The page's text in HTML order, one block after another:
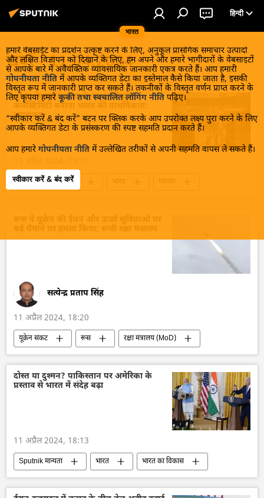
भारत
हिन्दी
हमारे वेबसाईट का प्रदर्शन उत्कृष्ट करने के लिए, अनुकूल प्रासंगिक समाचार उत्पादों
और लक्षित विज्ञापन को दिखाने के लिए, हम अपने और हमारे भागीदारों के वेबसाइटों
से आपके बारे में अवैयक्तिक व्यावसायिक जानकारी एकत्र करते हैं। आप हमारी
गोपनीयता नीति में आपके व्यक्तिगत डेटा का इस्तेमाल कैसे किया जाता है, इसकी
विस्तृत रूप में जानकारी प्राप्त कर सकते हैं। तकनीकों के विस्तृत वर्णन प्राप्त करने के
लिए कृपया हमारे कूकी तथा स्वचालित लॉगिंग नीति पढ़िए।
“स्वीकार करें & बंद करें” बटन पर क्लिक करके आप उपरोक्त लक्ष्य पुरा करने के लिए
आपके व्यक्तिगत डेटा के प्रसंस्करण की स्पष्ट सहमति प्रदान करते हैं।
आप हमारे गोपनीयता नीति में उल्लेखित तरीकों से अपनी सहमति वापस ले सकते हैं।
स्वीकार करें & बंद करें
खबरें - 11.04.2024
चुनाव के बाद म्यांमार के साथ परिवहन
कनेक्टिविटी बनाना भारत की प्राथमिकता:
जयशंकर
व्यापार और अर्थव्यवस्था भारत
म्यांमार
सत्येन्द्र प्रताप सिंह
11 अप्रैल 2024, 18:20
यूक्रेन संकट रूस
रक्षा मंत्रालय (MoD)
रक्षा-पंक्ति
वायु रक्षा
तेल
रूसी गैस
गैस
ज़पोरोज्ये परमाणु ऊर्जा संयंत्र
परमाणु ऊर्जा
यूक्रेन सशस्त्र बल
विशेष सैन्य अभियान
रूसी सेना
यूक्रेन
दोस्त या दुश्मन? पाकिस्तान पर अमेरिका के
प्रस्ताव से भारत में संदेह बढ़ा
11 अप्रैल 2024, 18:13
Sputnik मान्यता भारत
भारत का विकास
भारत सरकार
अमेरिका
पाकिस्तान